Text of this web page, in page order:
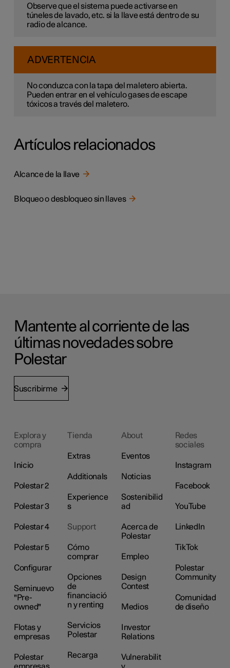
Observe que el sistema puede activarse en
túneles de lavado, etc. si la llave está dentro de su
radio de alcance.
ADVERTENCIA
No conduzca con la tapa del maletero abierta.
Pueden entrar en el vehículo gases de escape
tóxicos a través del maletero.
Artículos relacionados
Alcance de la llave
Bloqueo o desbloqueo sin llaves
Mantente al corriente de las
últimas novedades sobre
Polestar
Suscribirme
Explora y
compra
Inicio
Polestar 2
Polestar 3
Polestar 4
Polestar 5
Configurar
Seminuevo
"Pre-
owned"
Flotas y
empresas
Polestar
Tienda
Extras
Additionals
Experience
s
Support
Cómo
comprar
Opciones
de
financiació
n y renting
Servicios
Polestar
Recarga
About
Eventos
Noticias
Sostenibilid
ad
Acerca de
Polestar
Empleo
Design
Contest
Medios
Investor
Relations
Vulnerabilit
Redes
sociales
Instagram
Facebook
YouTube
LinkedIn
TikTok
Polestar
Community
Comunidad
de diseño